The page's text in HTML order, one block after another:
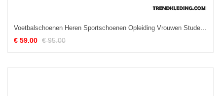
Voetbalschoenen Heren Sportschoenen Opleiding Vrouwen Student Mannen Echte Blauw
€ 59.00 € 95.00